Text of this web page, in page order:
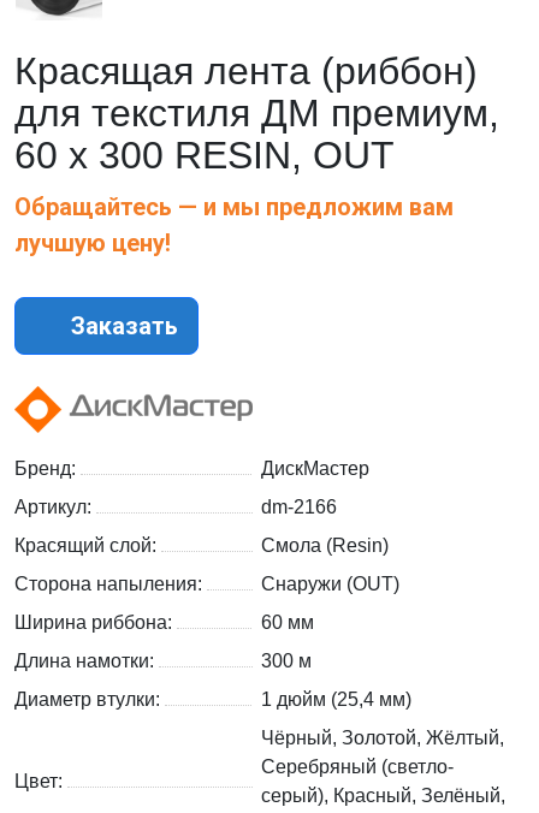
Красящая лента (риббон)
для текстиля ДМ премиум,
60 х 300 RESIN, OUT
Обращайтесь — и мы предложим вам
лучшую цену!
Заказать
Бренд:
ДискМастер
Артикул:
dm-2166
Красящий слой:
Смола (Resin)
Сторона напыления:
Снаружи (OUT)
Ширина риббона:
60 мм
Длина намотки:
300 м
Диаметр втулки:
1 дюйм (25,4 мм)
Цвет:
Чёрный, Золотой, Жёлтый,
Серебряный (светло-
серый), Красный, Зелёный,